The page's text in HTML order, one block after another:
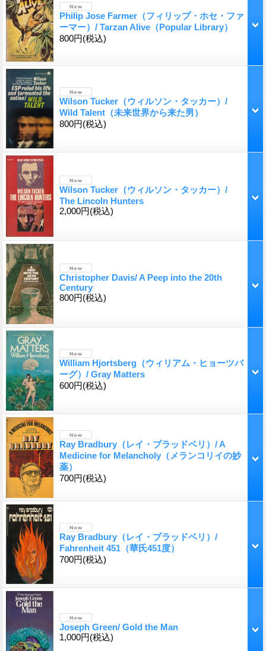
Philip Jose Farmer（フィリップ・ホセ・ファ
ーマー）/ Tarzan Alive（Popular Library）
800円(税込)
Wilson Tucker（ウィルソン・タッカー）/
Wild Talent（未来世界から来た男）
800円(税込)
Wilson Tucker（ウィルソン・タッカー）/
The Lincoln Hunters
2,000円(税込)
Christopher Davis/ A Peep into the 20th
Century
800円(税込)
William Hjortsberg（ウィリアム・ヒョーツバ
ーグ）/ Gray Matters
600円(税込)
Ray Bradbury（レイ・ブラッドベリ）/ A
Medicine for Melancholy（メランコリイの妙
薬）
700円(税込)
Ray Bradbury（レイ・ブラッドベリ）/
Fahrenheit 451（華氏451度）
700円(税込)
Joseph Green/ Gold the Man
1,000円(税込)